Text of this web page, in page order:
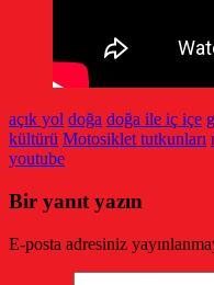
açık yol doğa doğa ile iç içe
kültürü Motosiklet tutkunları
youtube
Bir yanıt yazın
E-posta adresiniz